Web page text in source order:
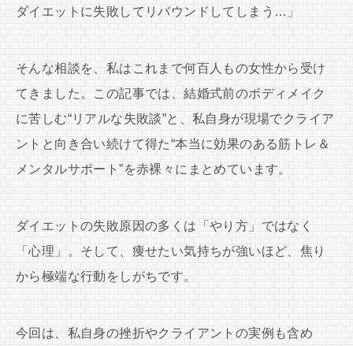
ダイエットに失敗してリバウンドしてしまう…」
そんな相談を、私はこれまで何百人もの女性から受け
てきました。この記事では、結婚式前のボディメイク
に苦しむ“リアルな失敗談”と、私自身が現場でクライア
ントと向き合い続けて得た“本当に効果のある筋トレ＆
メンタルサポート”を赤裸々にまとめています。
ダイエットの失敗原因の多くは「やり方」ではなく
「心理」。そして、痩せたい気持ちが強いほど、焦り
から極端な行動をしがちです。
今回は、私自身の挫折やクライアントの実例も含め